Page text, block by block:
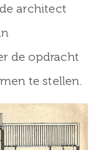
architect
de opdracht
te stellen.